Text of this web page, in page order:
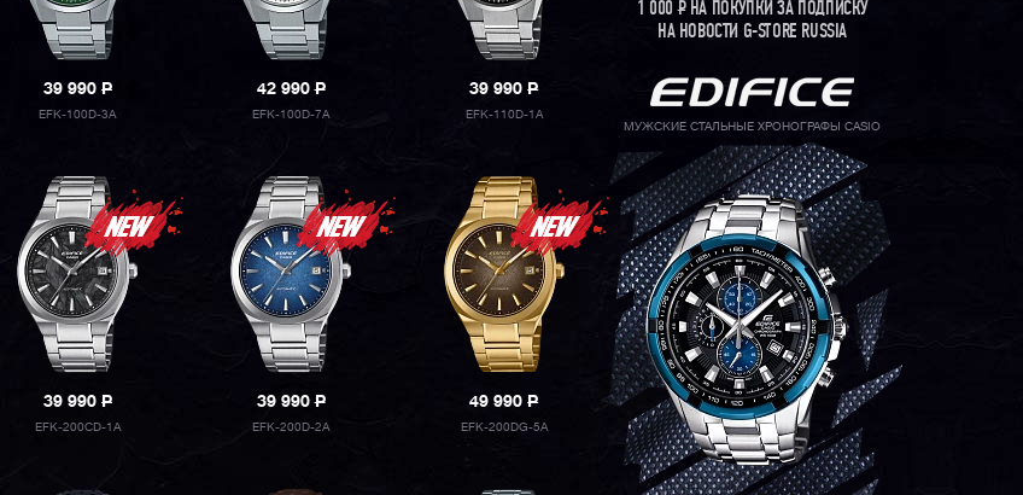
39 990 P
EFK-100D-3A
42 990P
EFK-100D-7A
39 990P
EFK-110D-1A
39 990 P
EFK-200CD-1A
39 990P
EFK-200D-2A
49 990P
EFK-200DG-5A
1 000РНА ПОКУПКИ ЗА ПОДПИСКУ
НА НОВОСТИ G-STORE RUSSIA
МУЖСКИЕ СТАЛЬНЫЕ ХРОНОГРАФЫ CASIO